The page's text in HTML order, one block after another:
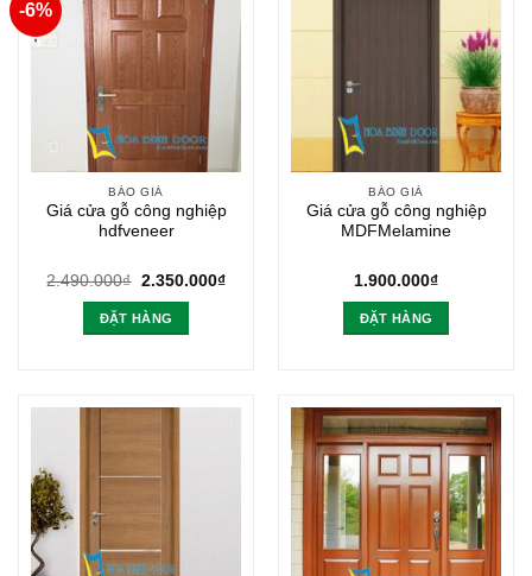
-6%
BÁO GIÁ
Giá cửa gỗ công nghiệp
hdfveneer
2.490.000₫ Giá
là:
2.490.000₫.
2.350.000₫Giá
ĐẶT HÀNG
BÁO GIÁ
Giá cửa gỗ công nghiệp
MDFMelamine
1.900.000₫
ĐẶT HÀNG